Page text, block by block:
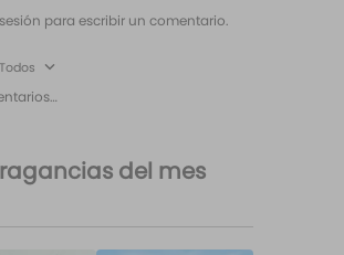
para escribir un comentario.
Todos
del mes